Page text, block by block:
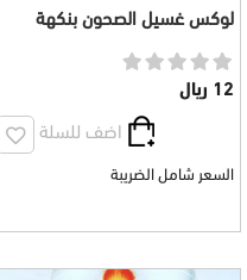
لوكس غسيل الصحون بنكهة
12 ريال
اضف للسلة
السعر شامل الضريبة